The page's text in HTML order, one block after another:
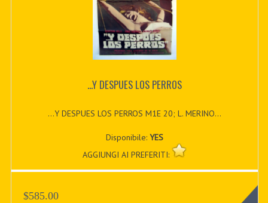
...Y DESPUES LOS PERROS
...Y DESPUES LOS PERROS M1E 20; L. MERINO...
Disponibile: YES
AGGIUNGI AI PREFERITI:
$585.00